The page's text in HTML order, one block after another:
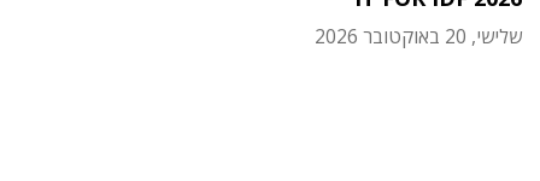
שלישי, 20 באוקטובר 2026